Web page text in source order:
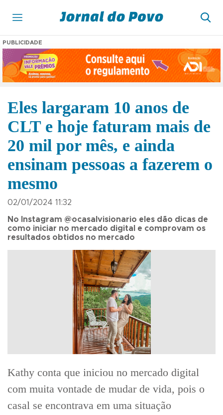
PUBLICIDADE
Eles largaram 10 anos de
CLT e hoje faturam mais de
20 mil por mês, e ainda
ensinam pessoas a fazerem o
mesmo
02/01/2024 11:32
No Instagram @ocasalvisionario eles dão dicas de
como iniciar no mercado digital e comprovam os
resultados obtidos no mercado
Kathy conta que iniciou no mercado digital
com muita vontade de mudar de vida, pois o
casal se encontrava em uma situação